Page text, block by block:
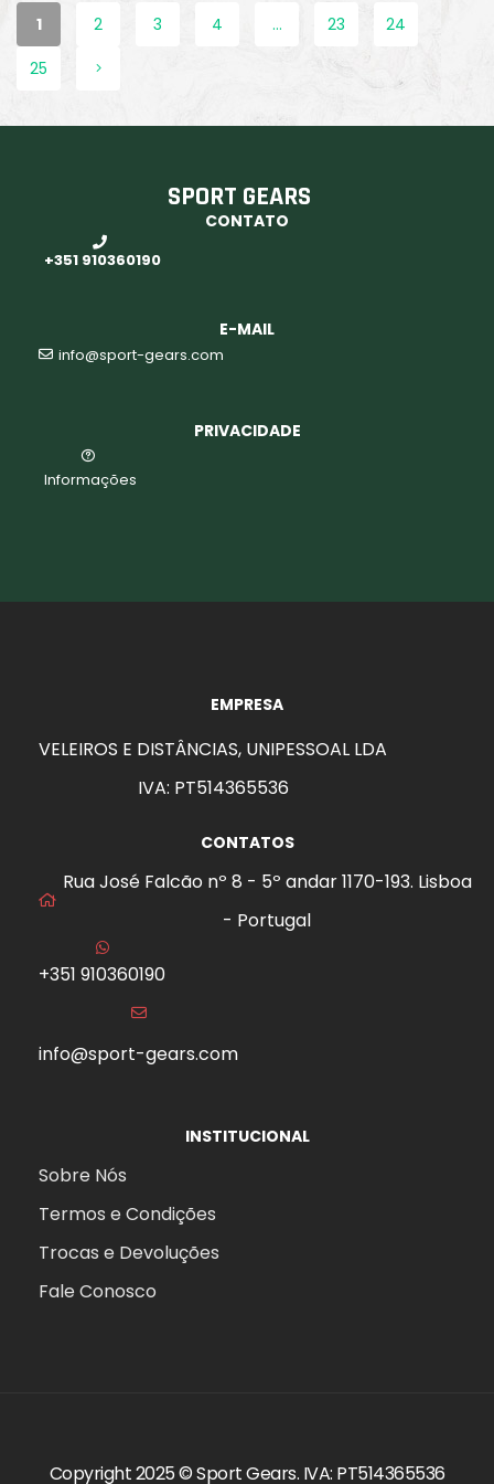
1 2 3 4 … 23
24
25
SPORT GEARS
CONTATO
+351 910360190
E-MAIL
info@sport-gears.com
PRIVACIDADE
Informações
EMPRESA
VELEIROS E DISTÂNCIAS, UNIPESSOAL LDA
IVA: PT514365536
CONTATOS
Rua José Falcão nº 8 - 5º andar 1170-193. Lisboa
- Portugal
+351 910360190
info@sport-gears.com
INSTITUCIONAL
Sobre Nós
Termos e Condições
Trocas e Devoluções
Fale Conosco
Copyright 2025 ©Sport Gears. IVA: PT514365536